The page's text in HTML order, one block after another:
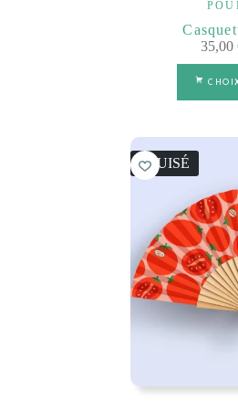
35,00
6 ANS &
ÉPUISÉ